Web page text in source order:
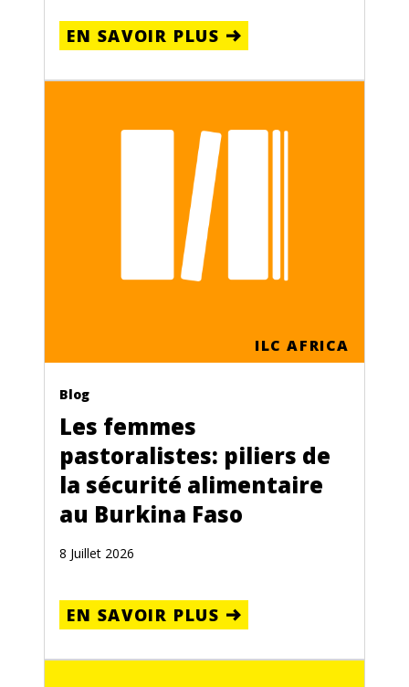
EN SAVOIR PLUS
ILC AFRICA
Blog
Les femmes
pastoralistes: piliers de
la sécurité alimentaire
au Burkina Faso
8 Juillet 2026
EN SAVOIR PLUS